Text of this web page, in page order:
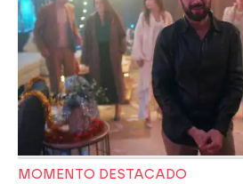
MOMENTO DESTACADO